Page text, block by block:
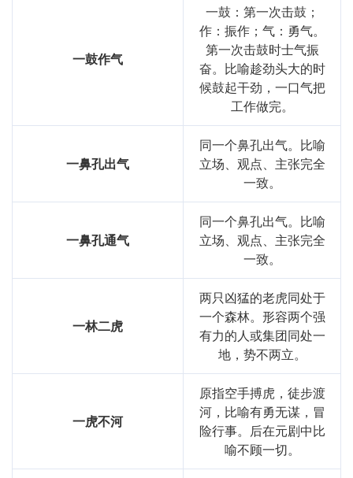
一鼓作气
一鼓：第一次击鼓；
作：振作；气：勇气。
第一次击鼓时士气振
奋。比喻趁劲头大的时
候鼓起干劲，一口气把
工作做完。
一鼻孔出气
同一个鼻孔出气。比喻
立场、观点、主张完全
一致。
一鼻孔通气
同一个鼻孔出气。比喻
立场、观点、主张完全
一致。
一林二虎
两只凶猛的老虎同处于
一个森林。形容两个强
有力的人或集团同处一
地，势不两立。
一虎不河
原指空手搏虎，徒步渡
河，比喻有勇无谋，冒
险行事。后在元剧中比
喻不顾一切。